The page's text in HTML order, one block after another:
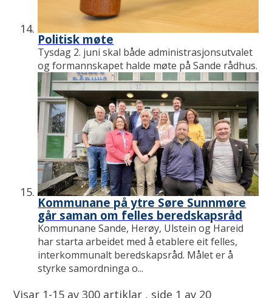
Politisk møte
Tysdag 2. juni skal både administrasjonsutvalet
og formannskapet halde møte på Sande rådhus.
Kommunane på ytre Søre Sunnmøre
går saman om felles beredskapsråd
Kommunane Sande, Herøy, Ulstein og Hareid
har starta arbeidet med å etablere eit felles,
interkommunalt beredskapsråd. Målet er å
styrke samordninga o...
Visar 1-15 av300 artiklar , side 1 av 20